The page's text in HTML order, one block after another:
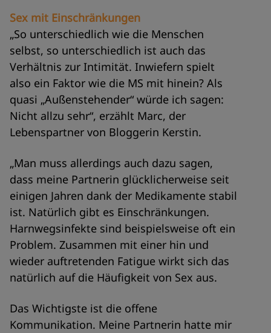
Sex mit Einschränkungen
„So unterschiedlich wie die Menschen
selbst, so unterschiedlich ist auch das
Verhältnis zur Intimität. Inwiefern spielt
also ein Faktor wie die MS mit hinein? Als
quasi „Außenstehender“ würde ich sagen:
Nicht allzu sehr“, erzählt Marc, der
Lebenspartner von Bloggerin Kerstin.
„Man muss allerdings auch dazu sagen,
dass meine Partnerin glücklicherweise seit
einigen Jahren dank der Medikamente stabil
ist. Natürlich gibt es Einschränkungen.
Harnwegsinfekte sind beispielsweise oft ein
Problem. Zusammen mit einer hin und
wieder auftretenden Fatigue wirkt sich das
natürlich auf die Häufigkeit von Sex aus.
Das Wichtigste ist die offene
Kommunikation. Meine Partnerin hatte mir